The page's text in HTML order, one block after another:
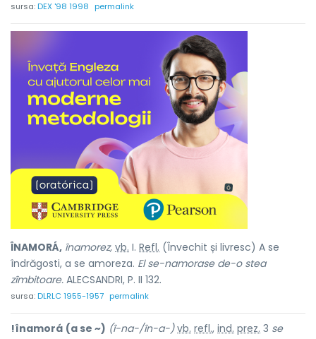
sursa:DEX '98 1998 permalink
ÎNAMORÁ, înamorez, vb. I. Refl. (Învechit și livresc) A se
îndrăgosti, a se amoreza. El se-namorase de-o stea
zîmbitoare. ALECSANDRI, P. II 132.
sursa:DLRLC 1955-1957 permalink
!înamorá (a se ~) (î-na-/în-a-) vb. refl., ind. prez. 3 se